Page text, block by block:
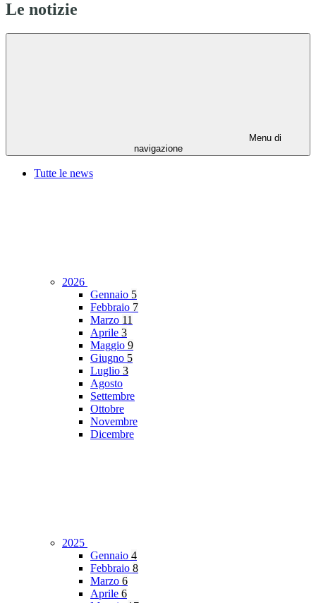
Le notizie
Menu di
navigazione
Tutte le news
2026
Gennaio 5
Febbraio 7
Marzo 11
Aprile 3
Maggio 9
Giugno 5
Luglio 3
Agosto
Settembre
Ottobre
Novembre
Dicembre
2025
Gennaio 4
Febbraio 8
Marzo 6
Aprile 6